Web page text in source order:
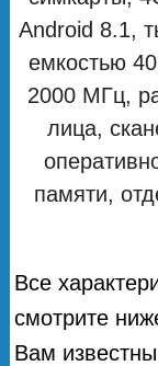
Android 8.1,
емкостью
2000 МГц,
лица,
памяти,
Все
смотрите
Вам